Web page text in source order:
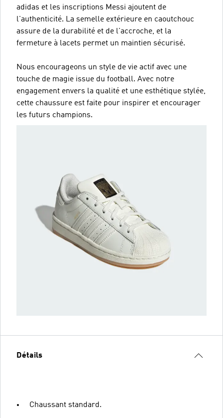
adidas et les inscriptions Messi ajoutent de
l'authenticité. La semelle extérieure en caoutchouc
assure de la durabilité et de l'accroche, et la
fermeture à lacets permet un maintien sécurisé.
Nous encourageons un style de vie actif avec une
touche de magie issue du football. Avec notre
engagement envers la qualité et une esthétique stylée,
cette chaussure est faite pour inspirer et encourager
les futurs champions.
Détails
Chaussant standard.